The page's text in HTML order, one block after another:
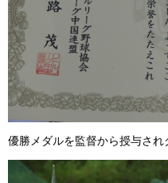
優勝メダルを監督から授与され